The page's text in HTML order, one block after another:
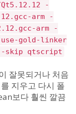
-
arm -
arm -
gold-linker
-skip qtscript
잘못되거나 처음
지우고 다시 폴
보다 훨씬 깔끔